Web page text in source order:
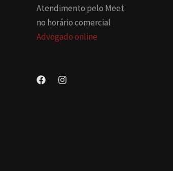
Atendimento pelo Meet
no horário comercial
Advogado online